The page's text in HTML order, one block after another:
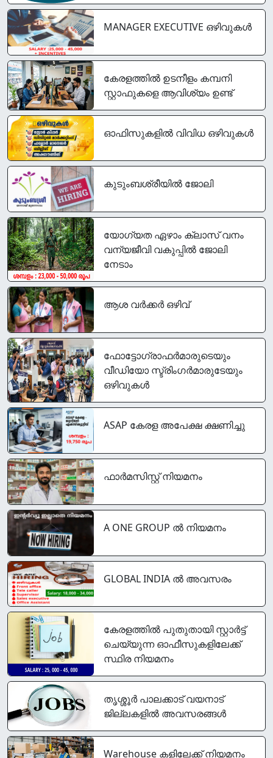
MANAGER EXECUTIVE ഒഴിവുകൾ
കേരളത്തിൽ ഉടനീളം കമ്പനി
സ്റ്റാഫുകളെ ആവിശ്യം ഉണ്ട്
ഓഫിസുകളിൽ വിവിധ ഒഴിവുകൾ
കുടുംബശ്രീയിൽ ജോലി
യോഗ്യത ഏഴാം ക്ലാസ് വനം
വന്യജീവി വകുപ്പിൽ ജോലി
നേടാം
ആശ വർക്കർ ഒഴിവ്
ഫോട്ടോഗ്രാഫര്‍മാരുടെയും
വീഡിയോ സ്ട്രിംഗര്‍മാരുടേയും
ഒഴിവുകൾ
ASAP കേരള അപേക്ഷ ക്ഷണിച്ചു
ഫാർമസിസ്റ്റ് നിയമനം
A ONE GROUP ൽ നിയമനം
GLOBAL INDIA ൽ അവസരം
കേരളത്തിൽ പുതുതായി സ്റ്റാർട്ട്‌
ചെയ്യുന്ന ഓഫീസുകളിലേക്ക്
സ്ഥിര നിയമനം
തൃശ്ശൂർ പാലക്കാട്‌ വയനാട്
ജില്ലകളിൽ അവസരങ്ങൾ
Warehouse കളിലേക്ക് നിയമനം